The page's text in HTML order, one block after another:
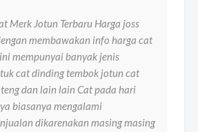
Merk Jotun Terbaru Harga joss
membawakan info harga cat
mempunyai banyak jenis
cat dinding tembok jotun cat
dan lain lain Cat pada hari
biasanya mengalami
dikarenakan masing masing